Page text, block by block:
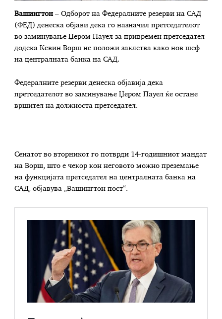
Вашингтон – Одборот на Федералните резерви на САД
(ФЕД) денеска објави дека го назначил претседателот
во заминување Џером Пауел за привремен претседател
додека Кевин Ворш не положи заклетва како нов шеф
на централната банка на САД.
Федералните резерви денеска објавија дека
претседателот во заминување Џером Пауел ќе остане
вршител на должноста претседател.
Сенатот во вторникот го потврди 14-годишниот мандат
на Ворш, што е чекор кон неговото можно преземање
на функцијата претседател на централната банка на
САД, објавува „Вашингтон пост“.